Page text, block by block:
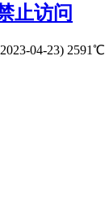
止访问
04-23) 2591℃